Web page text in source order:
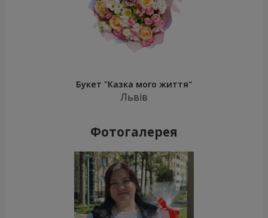
Букет "Казка мого життя"
Львів
Фотогалерея